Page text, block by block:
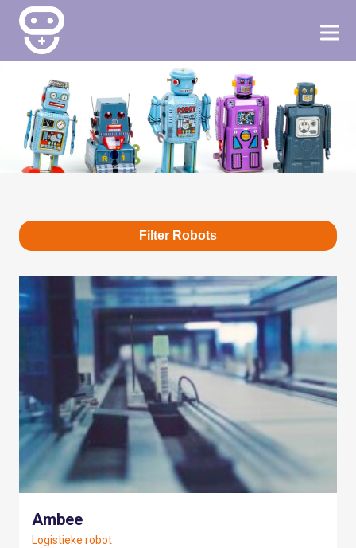
Filter Robots
Ambee
Logistieke robot